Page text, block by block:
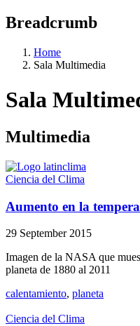
Breadcrumb
Home
Sala Multimedia
Sala
Multimedia
Ciencia del Clima
Aumento en la
29 September 2015
Imagen de la NASA que
planeta de 1880 al 2011
calentamiento, planeta
Ciencia del Clima